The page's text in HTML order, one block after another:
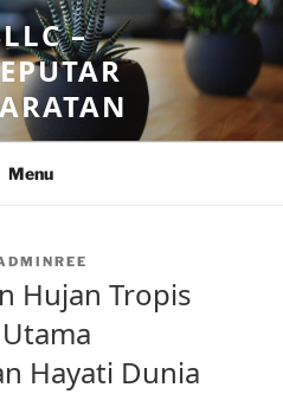
–
Menu
Hujan Tropis
Hayati Dunia